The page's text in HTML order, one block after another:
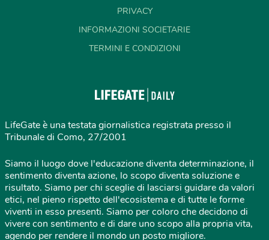
PRIVACY
INFORMAZIONI SOCIETARIE
TERMINI E CONDIZIONI
LifeGate è una testata giornalistica registrata presso il
Tribunale di Como, 27/2001
Siamo il luogo dove l'educazione diventa determinazione, il
sentimento diventa azione, lo scopo diventa soluzione e
risultato. Siamo per chi sceglie di lasciarsi guidare da valori
etici, nel pieno rispetto dell'ecosistema e di tutte le forme
viventi in esso presenti. Siamo per coloro che decidono di
vivere con sentimento e di dare uno scopo alla propria vita,
agendo per rendere il mondo un posto migliore.